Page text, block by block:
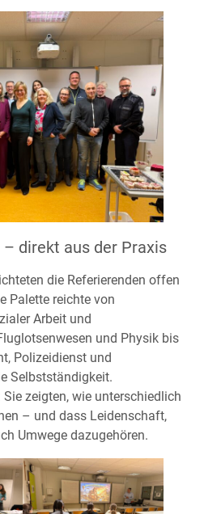
direkt aus der Praxis
die Referierenden offen
Palette reichte von
Arbeit und
und Physik bis
Polizeidienst und
Selbstständigkeit.
zeigten, wie unterschiedlich
– und dass Leidenschaft,
Umwege dazugehören.